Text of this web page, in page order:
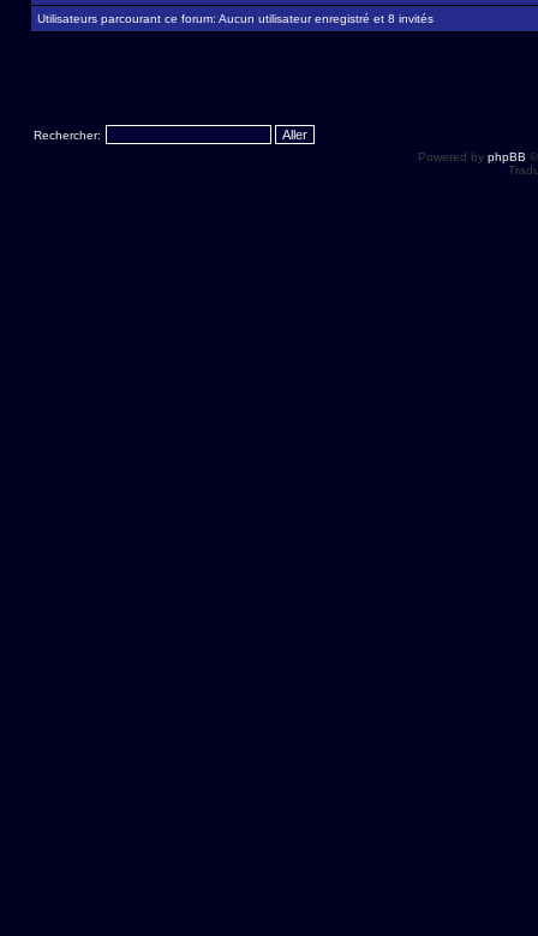
Utilisateurs parcourant ce forum: Aucun utilisateur enregistré et 8 invités
Rechercher:
Powered by phpBB